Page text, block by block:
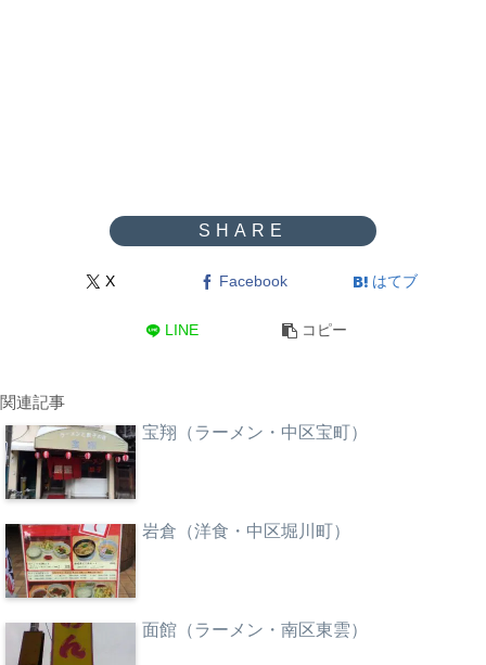
X Facebook はてブ
LINE コピー
関連記事
宝翔（ラーメン・中区宝町）
岩倉（洋食・中区堀川町）
面館（ラーメン・南区東雲）